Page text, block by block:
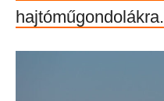
hajtóműgondolákra.